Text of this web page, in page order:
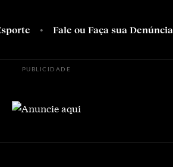
Fale ou Faça sua Denúncia
PUBLICIDADE